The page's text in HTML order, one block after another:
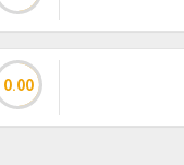
0.00